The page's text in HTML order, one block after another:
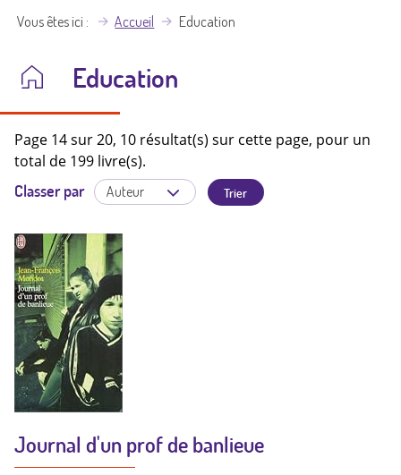
Vous êtes ici Accueil Education
Education
Page 14 sur 20, 10 résultat(s) sur cette page, pour un
total de 199 livre(s).
Classer par
Journal d'un prof de banlieue